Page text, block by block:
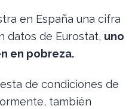
en España una cifra
datos de Eurostat, uno
en pobreza.
de condiciones de
también